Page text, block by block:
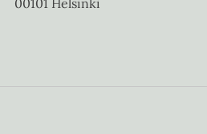
00101 Helsinki